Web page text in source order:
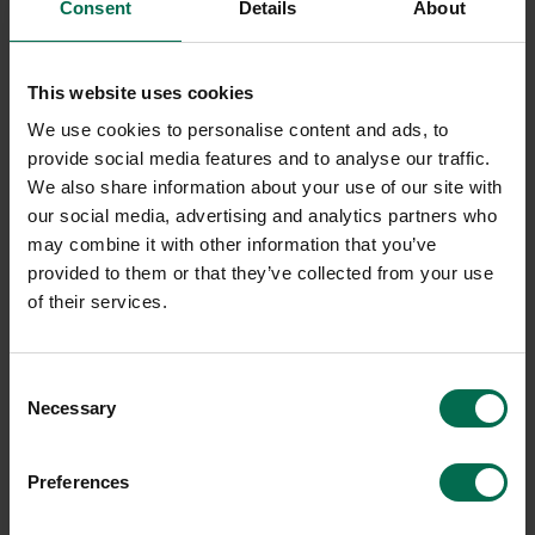
Consent Details About
This website uses cookies
We use cookies to personalise content and ads, to
provide social media features and to analyse our traffic.
We also share information about your use of our site with
our social media, advertising and analytics partners who
may combine it with other information that you’ve
provided to them or that they’ve collected from your use
of their services.
Selection
Necessary
Preferences